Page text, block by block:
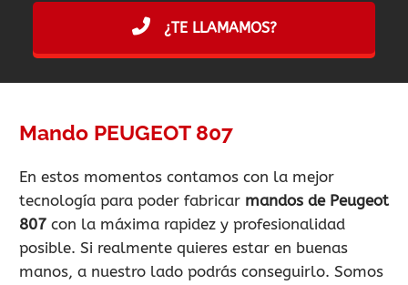
¿TE LLAMAMOS?
Mando PEUGEOT 807
En estos momentos contamos con la mejor
tecnología para poder fabricar mandos de Peugeot
807 con la máxima rapidez y profesionalidad
posible. Si realmente quieres estar en buenas
manos, a nuestro lado podrás conseguirlo. Somos